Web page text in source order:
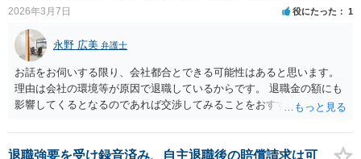
2026年3月7日 役にたった 1
永野 広美 弁護士
お話をお伺いする限り、会社都合とできる可能性はあると思います。
理由は会社の環境等が原因で退職しているからです。 退職金の額にも
影響してくるとなるのであれば交渉してみることをおすすめします。
退職強要を受け録音済み、自主退職後の賠償請求は可